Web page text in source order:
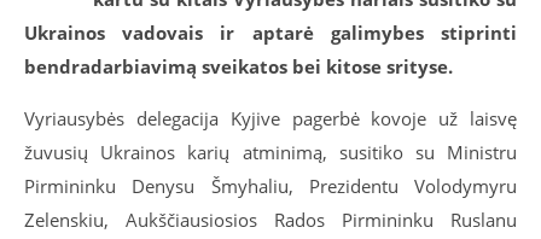
Ukrainos vadovais ir aptarė galimybes stiprinti
bendradarbiavimą sveikatos bei kitose srityse.
Vyriausybės delegacija Kyjive pagerbė kovoje už laisvę
žuvusių Ukrainos karių atminimą, susitiko su Ministru
Pirmininku Denysu Šmyhaliu, Prezidentu Volodymyru
Zelenskiu, Aukščiausiosios Rados Pirmininku Ruslanu